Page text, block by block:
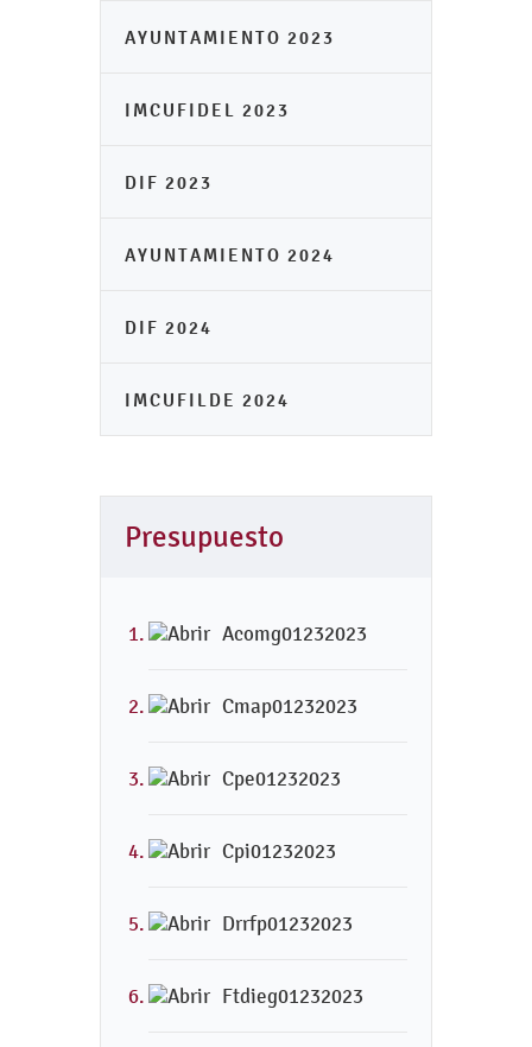
AYUNTAMIENTO 2023
IMCUFIDEL 2023
DIF 2023
AYUNTAMIENTO 2024
DIF 2024
IMCUFILDE 2024
Presupuesto
Acomg01232023
Cmap01232023
Cpe01232023
Cpi01232023
Drrfp01232023
Ftdieg01232023